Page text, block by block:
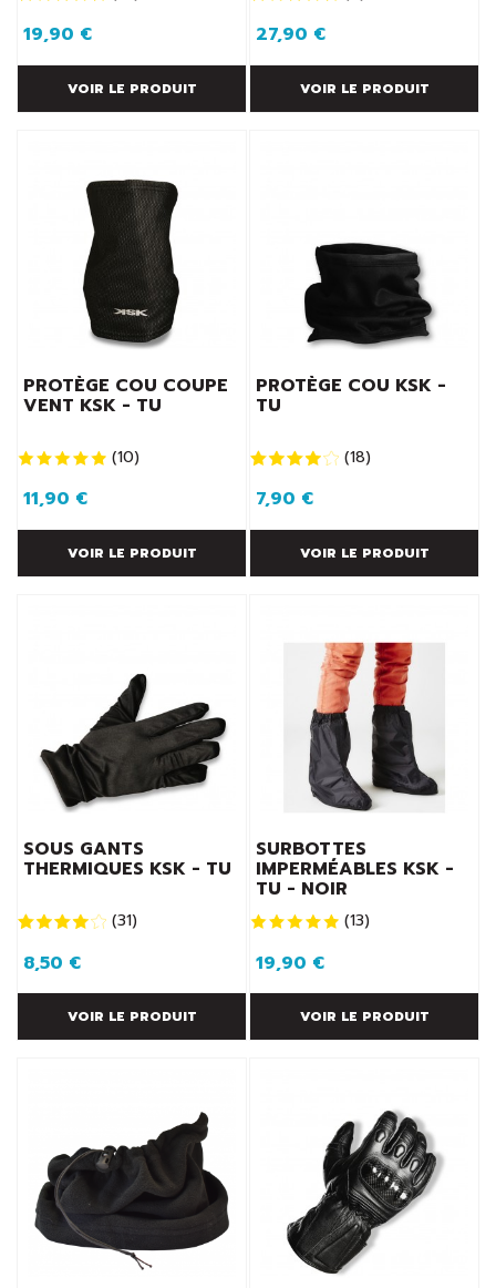
19,90 €
VOIR LE PRODUIT
27,90 €
VOIR LE PRODUIT
PROTÈGE COU COUPE
VENT KSK - TU
(10)
11,90 €
VOIR LE PRODUIT
PROTÈGE COU KSK -
TU
(18)
7,90 €
VOIR LE PRODUIT
SOUS GANTS
THERMIQUES KSK - TU
(31)
8,50 €
VOIR LE PRODUIT
SURBOTTES
IMPERMÉABLES KSK -
TU - NOIR
(13)
19,90 €
VOIR LE PRODUIT